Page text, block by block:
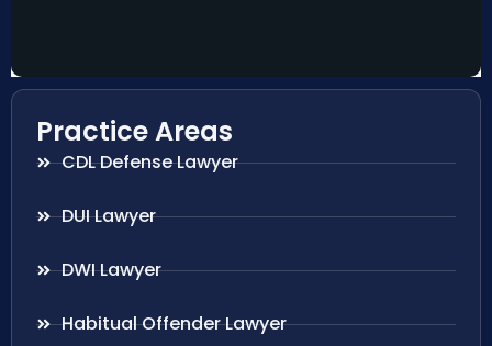
Practice Areas
CDL Defense Lawyer
DUI Lawyer
DWI Lawyer
Habitual Offender Lawyer